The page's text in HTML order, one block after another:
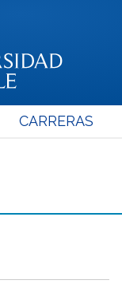
CARRERAS